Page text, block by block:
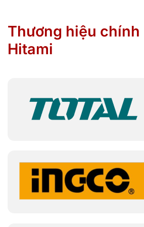
Khóa an toàn:
Mỗi ngăn
riêng, đảm bảo an toàn
thất lạc.
Mặt trên làm bàn việc:
Với tủ đồ nghề 5 ngăn, các dụng cụ
được cất giữ an toàn, sắp xếp khoa
công việc sửa chữa. Đây thực sự là
Thương hiệu chính
Hitami